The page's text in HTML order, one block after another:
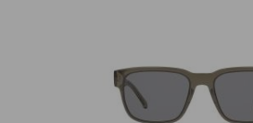
Dette er med andre ord en solbrille
et fast tilbehør når du vil ha en trygg,